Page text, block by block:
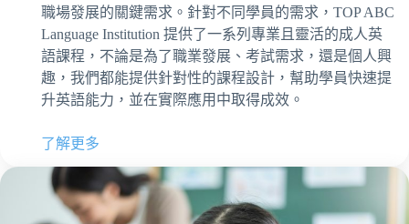
職場發展的關鍵需求。針對不同學員的需求，TOP ABC
Language Institution 提供了一系列專業且靈活的成人英
語課程，不論是為了職業發展、考試需求，還是個人興
趣，我們都能提供針對性的課程設計，幫助學員快速提
升英語能力，並在實際應用中取得成效。
了解更多